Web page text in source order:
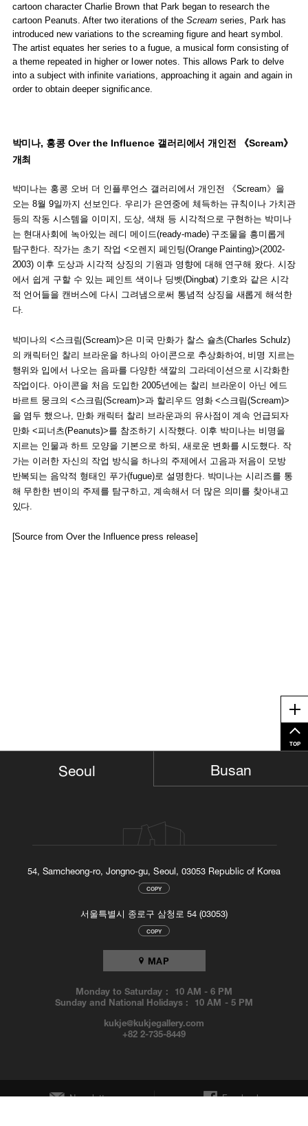
cartoon character Charlie Brown that Park began to research the
cartoon Peanuts. After two iterations of the Scream series, Park has
introduced new variations to the screaming figure and heart symbol.
The artist equates her series to a fugue, a musical form consisting of
a theme repeated in higher or lower notes. This allows Park to delve
into a subject with infinite variations, approaching it again and again in
order to obtain deeper significance.
박미나, 홍콩 Over the Influence 갤러리에서 개인전 《Scream》
개최
박미나는 홍콩 오버 더 인플루언스 갤러리에서 개인전 《Scream》을
오는 8월 9일까지 선보인다. 우리가 은연중에 체득하는 규칙이나 가치관
등의 작동 시스템을 이미지, 도상, 색채 등 시각적으로 구현하는 박미나
는 현대사회에 녹아있는 레디 메이드(ready-made) 구조물을 흥미롭게
탐구한다. 작가는 초기 작업 <오렌지 페인팅(Orange Painting)>(2002-
2003) 이후 도상과 시각적 상징의 기원과 영향에 대해 연구해 왔다. 시장
에서 쉽게 구할 수 있는 페인트 색이나 딩벳(Dingbat) 기호와 같은 시각
적 언어들을 캔버스에 다시 그려냄으로써 통념적 상징을 새롭게 해석한
다.
박미나의 <스크림(Scream)>은 미국 만화가 찰스 슐츠(Charles Schulz)
의 캐릭터인 찰리 브라운을 하나의 아이콘으로 추상화하여, 비명 지르는
행위와 입에서 나오는 음파를 다양한 색깔의 그라데이션으로 시각화한
작업이다. 아이콘을 처음 도입한 2005년에는 찰리 브라운이 아닌 에드
바르트 뭉크의 <스크림(Scream)>과 할리우드 영화 <스크림(Scream)>
을 염두 했으나, 만화 캐릭터 찰리 브라운과의 유사점이 계속 언급되자
만화 <피너츠(Peanuts)>를 참조하기 시작했다. 이후 박미나는 비명을
지르는 인물과 하트 모양을 기본으로 하되, 새로운 변화를 시도했다. 작
가는 이러한 자신의 작업 방식을 하나의 주제에서 고음과 저음이 모방
반복되는 음악적 형태인 푸가(fugue)로 설명한다. 박미나는 시리즈를 통
해 무한한 변이의 주제를 탐구하고, 계속해서 더 많은 의미를 찾아내고
있다.
[Source from Over the Influence press release]
TOP
Seoul
54, Samcheong-ro, Jongno-gu, Seoul, 03053 Republic of Korea
COPY
서울특별시 종로구 삼청로 54 (03053)
COPY
MAP
Monday to Saturday : 10 AM -6 PM
Sunday and National Holidays : 10 AM -5 PM
kukje@kukjegallery.com
+82 2-735-8449
Busan
Newsletter Facebook